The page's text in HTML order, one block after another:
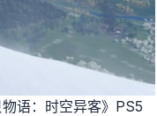
语：时空异客》PS5